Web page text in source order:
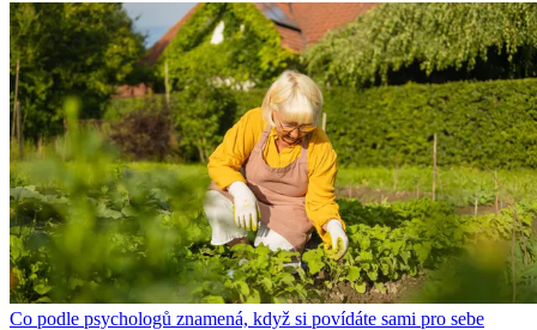
Co podle psychologů znamená, když si povídáte sami pro sebe